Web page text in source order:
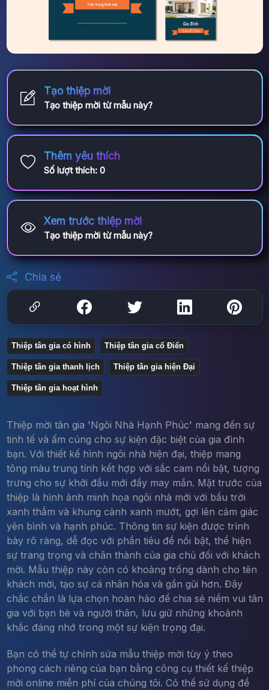
Tạo thiệp mời
Tạo thiệp mời từ mẫu này?
Thêm yêu thích
Số lượt thích: 0
Xem trước thiệp mời
Tạo thiệp mời từ mẫu này?
Chia sẻ
Thiệp tân gia có hình Thiệp tân gia cổ Điển
Thiệp tân gia thanh lịch Thiệp tân gia hiện Đại
Thiệp tân gia hoạt hình
Thiệp mời tân gia 'Ngôi Nhà Hạnh Phúc' mang đến sự
tinh tế và ấm cúng cho sự kiện đặc biệt của gia đình
bạn. Với thiết kế hình ngôi nhà hiện đại, thiệp mang
tông màu trung tính kết hợp với sắc cam nổi bật, tượng
trưng cho sự khởi đầu mới đầy may mắn. Mặt trước của
thiệp là hình ảnh minh họa ngôi nhà mới với bầu trời
xanh thẳm và khung cảnh xanh mướt, gợi lên cảm giác
yên bình và hạnh phúc. Thông tin sự kiện được trình
bày rõ ràng, dễ đọc với phần tiêu đề nổi bật, thể hiện
sự trang trọng và chân thành của gia chủ đối với khách
mời. Mẫu thiệp này còn có khoảng trống dành cho tên
khách mời, tạo sự cá nhân hóa và gần gũi hơn. Đây
chắc chắn là lựa chọn hoàn hảo để chia sẻ niềm vui tân
gia với bạn bè và người thân, lưu giữ những khoảnh
khắc đáng nhớ trong một sự kiện trọng đại.
Bạn có thể tự chỉnh sửa mẫu thiệp mời tùy ý theo
phong cách riêng của bạn bằng công cụ thiết kế thiệp
mời online miễn phí của chúng tôi. Có thể sử dụng để